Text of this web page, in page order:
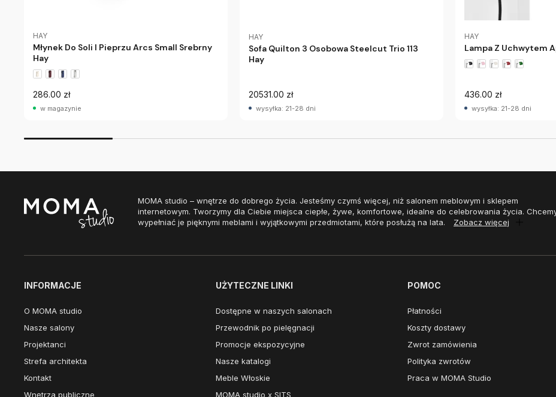
HAY
Młynek Do Soli I Pieprzu Arcs Small Srebrny
Hay
286.00 zł
w magazynie
HAY
Sofa Quilton 3 Osobowa Steelcut Trio 113
Hay
20531.00 zł
wysyłka: 21-28 dni
HAY
Lampa Z Uchwytem
436.00 zł
wysyłka: 21-28 dni
MOMA studio – wnętrze do dobrego życia. Jesteśmy czymś więcej, niż salonem meblowym i sklepem
internetowym. Tworzymy dla Ciebie miejsca ciepłe, żywe, komfortowe, idealne do celebrowania życia.
wypełniać je pięknymi meblami i wyjątkowymi przedmiotami, które posłużą na lata.
Zobacz więcej
INFORMACJE
O MOMA studio
Nasze salony
Projektanci
Strefa architekta
Kontakt
Wnętrza publiczne
UŻYTECZNE LINKI
Dostępne w naszych salonach
Przewodnik po pielęgnacji
Promocje ekspozycyjne
Nasze katalogi
Meble Włoskie
MOMA studio x SITS
POMOC
Płatności
Koszty dostawy
Zwrot zamówienia
Polityka zwrotów
Praca w MOMA Studio